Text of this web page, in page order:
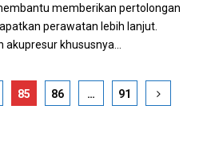
memberikan pertolongan
perawatan lebih lanjut.
khususnya...
85 86 … 91